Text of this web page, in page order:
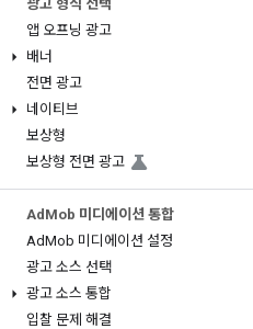
광고 형식 선택
앱 오프닝 광고
배너
전면 광고
네이티브
보상형
보상형 전면 광고
Ad Mob 미디에이션 통합
AdMob 미디에이션 설정
광고 소스 선택
광고 소스 통합
입찰 문제 해결